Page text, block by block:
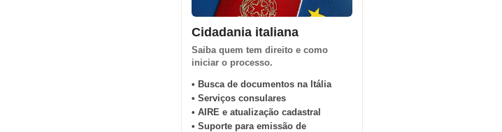
Cidadania italiana
Saiba quem tem direito e como
iniciar o processo.
• Busca de documentos na Itália
• Serviços consulares
• AIRE e atualização cadastral
• Suporte para emissão de